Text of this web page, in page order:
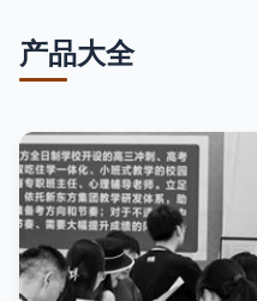
产品大全